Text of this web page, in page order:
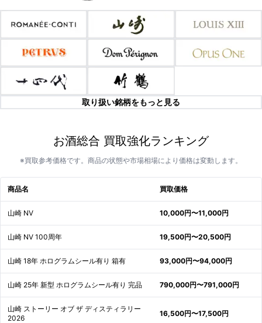
取り扱い銘柄をもっと見る
お酒総合 買取強化ランキング
※買取参考価格です。商品の状態や市場相場により価格は変動します。
商品名 買取価格
山崎 NV 10,000円〜11,000円
山崎 NV 100周年 19,500円〜20,500円
山崎 18年 ホログラムシール有り 箱有 93,000円〜94,000円
山崎 25年 新型 ホログラムシール有り 完品 790,000円〜791,000円
山崎 ストーリー オブ ザ ディスティラリー
2026
16,500円〜17,500円